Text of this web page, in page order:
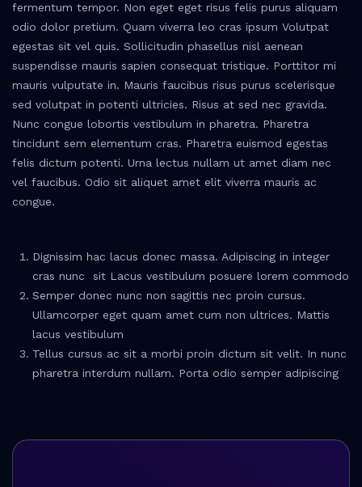
fermentum tempor. Non eget eget risus felis purus aliquam
odio dolor pretium. Quam viverra leo cras ipsum Volutpat
egestas sit vel quis. Sollicitudin phasellus nisl aenean
suspendisse mauris sapien consequat tristique. Porttitor mi
mauris vulputate in. Mauris faucibus risus purus scelerisque
sed volutpat in potenti ultricies. Risus at sed nec gravida.
Nunc congue lobortis vestibulum in pharetra. Pharetra
tincidunt sem elementum cras. Pharetra euismod egestas
felis dictum potenti. Urna lectus nullam ut amet diam nec
vel faucibus. Odio sit aliquet amet elit viverra mauris ac
congue.
Dignissim hac lacus donec massa. Adipiscing in integer
cras nunc sit Lacus vestibulum posuere lorem commodo
Semper donec nunc non sagittis nec proin cursus.
Ullamcorper eget quam amet cum non ultrices. Mattis
lacus vestibulum
Tellus cursus ac sit a morbi proin dictum sit velit. In nunc
pharetra interdum nullam. Porta odio semper adipiscing